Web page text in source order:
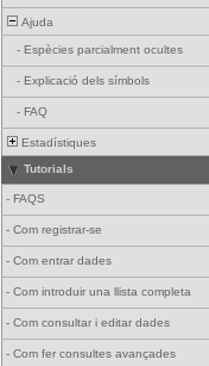
Ajuda
- Espècies parcialment ocultes
- Explicació dels símbols
- FAQ
Estadístiques
Tutorials
- FAQS
- Com registrar-se
- Com entrar dades
- Com introduir una llista completa
- Com consultar i editar dades
- Com fer consultes avançades